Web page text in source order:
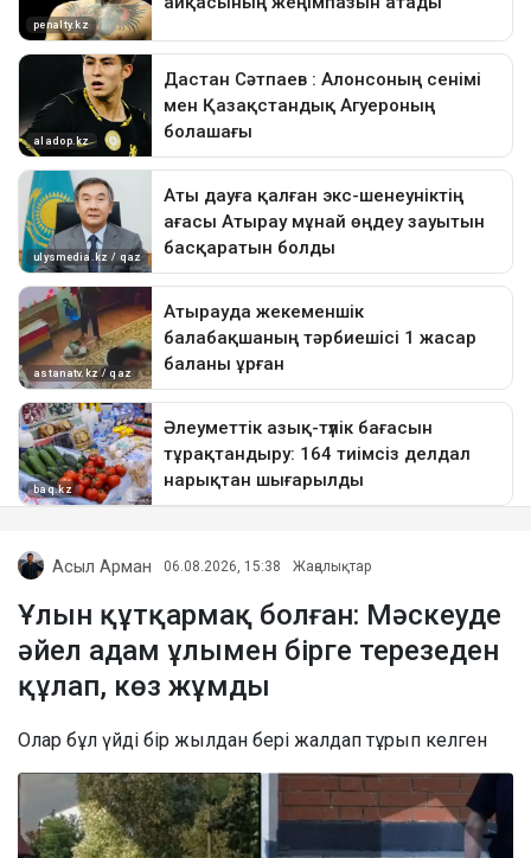
Асыл Арман 06.08.2026, 15:38 Жаңалықтар
Ұлын құтқармақ болған: Мәскеуде
әйел адам ұлымен бірге терезеден
құлап, көз жұмды
Олар бұл үйді бір жылдан бері жалдап тұрып келген